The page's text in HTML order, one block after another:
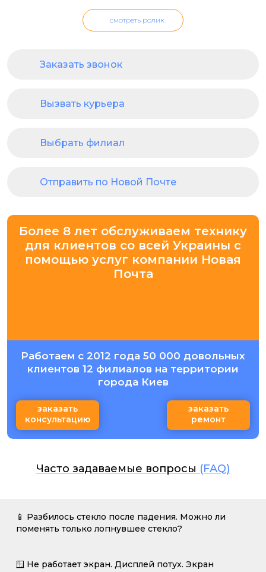
смотреть ролик
Заказать звонок
Вызвать курьера
Выбрать филиал
Отправить по Новой Почте
Более 8 лет обслуживаем технику
для клиентов со всей Украины с
помощью услуг компании Новая
Почта
Работаем с 2012 года 50 000 довольных
клиентов 12 филиалов на территории
города Киев
заказать
консультацию
заказать
ремонт
Часто задаваемые вопросы (FAQ)
📱 Разбилось стекло после падения. Можно ли
поменять только лопнувшее стекло?
🪟 Не работает экран. Дисплей потух. Экран